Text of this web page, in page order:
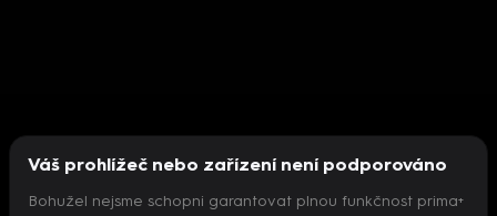
Váš prohlížeč nebo zařízení není podporováno
Bohužel nejsme schopni garantovat plnou funkčnost prima+